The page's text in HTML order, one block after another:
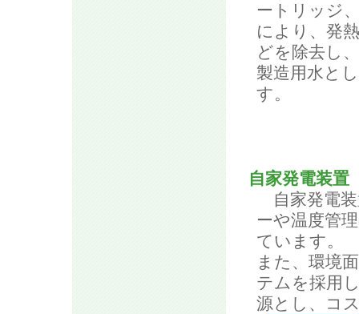
ートリッジ
により、発
どを除去し
製造用水と
す。
自家発電装置
自家発電装
ーや温度管
ています。
また、環境
テムを採用
源とし、コ